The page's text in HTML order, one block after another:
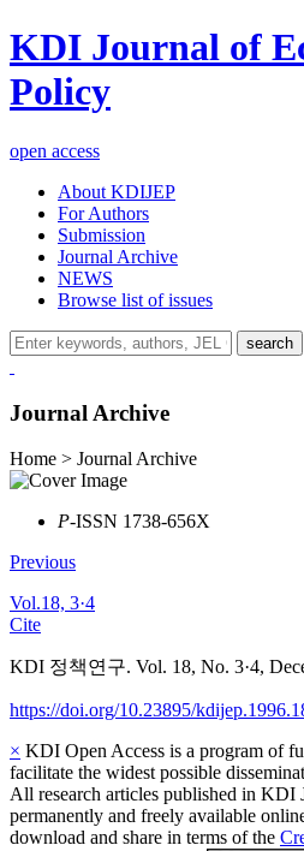
KDI Journal of
Policy
open access
About KDIJEP
For Authors
Submission
Journal Archive
NEWS
Browse list of issues
search
Journal Archive
Home > Journal Archive
P-ISSN 1738-656X
Previous
Vol.18, 3·4
Cite
KDI 정책연구. Vol. 18, No. 3·4,
https://doi.org/10.23895/
× KDI Open Access is a program of
facilitate the widest possible
All research articles published in KDI
permanently and freely available
download and share in terms of the